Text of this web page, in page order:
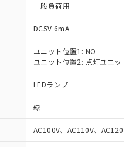
一般負荷用
DC5V 6mA
ユニット位置1: NO
ユニット位置2: 点灯ユニット
LEDランプ
緑
AC100V、AC110V、AC120V